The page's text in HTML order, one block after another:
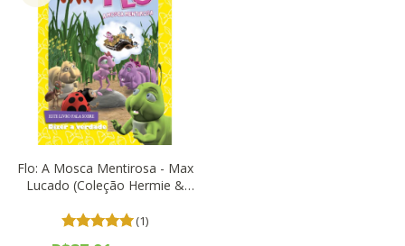
Flo: A Mosca Mentirosa - Max
Lucado (Coleção Hermie &
(1)